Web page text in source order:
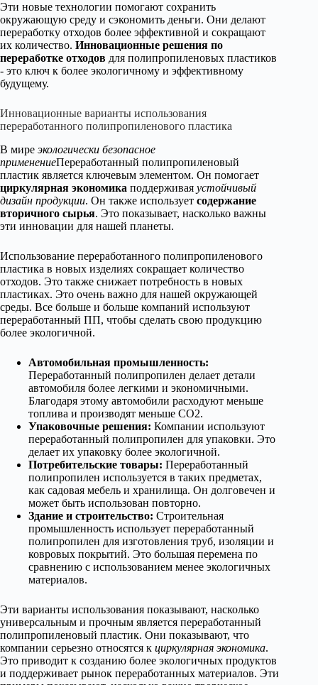
Эти новые технологии помогают сохранить
окружающую среду и сэкономить деньги. Они делают
переработку отходов более эффективной и сокращают
их количество. Инновационные решения по
переработке отходов для полипропиленовых пластиков
- это ключ к более экологичному и эффективному
будущему.
Инновационные варианты использования
переработанного полипропиленового пластика
В мире экологически безопасное
применениеПереработанный полипропиленовый
пластик является ключевым элементом. Он помогает
циркулярная экономика поддерживая устойчивый
дизайн продукции. Он также использует содержание
вторичного сырья. Это показывает, насколько важны
эти инновации для нашей планеты.
Использование переработанного полипропиленового
пластика в новых изделиях сокращает количество
отходов. Это также снижает потребность в новых
пластиках. Это очень важно для нашей окружающей
среды. Все больше и больше компаний используют
переработанный ПП, чтобы сделать свою продукцию
более экологичной.
Автомобильная промышленность:
Переработанный полипропилен делает детали
автомобиля более легкими и экономичными.
Благодаря этому автомобили расходуют меньше
топлива и производят меньше CO2.
Упаковочные решения: Компании используют
переработанный полипропилен для упаковки. Это
делает их упаковку более экологичной.
Потребительские товары: Переработанный
полипропилен используется в таких предметах,
как садовая мебель и хранилища. Он долговечен и
может быть использован повторно.
Здание и строительство: Строительная
промышленность использует переработанный
полипропилен для изготовления труб, изоляции и
ковровых покрытий. Это большая перемена по
сравнению с использованием менее экологичных
материалов.
Эти варианты использования показывают, насколько
универсальным и прочным является переработанный
полипропиленовый пластик. Они показывают, что
компании серьезно относятся к циркулярная экономика.
Это приводит к созданию более экологичных продуктов
и поддерживает рынок переработанных материалов. Эти